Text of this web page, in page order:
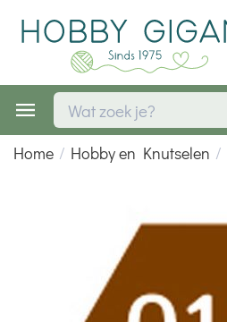
Home / Hobby en Knutselen /